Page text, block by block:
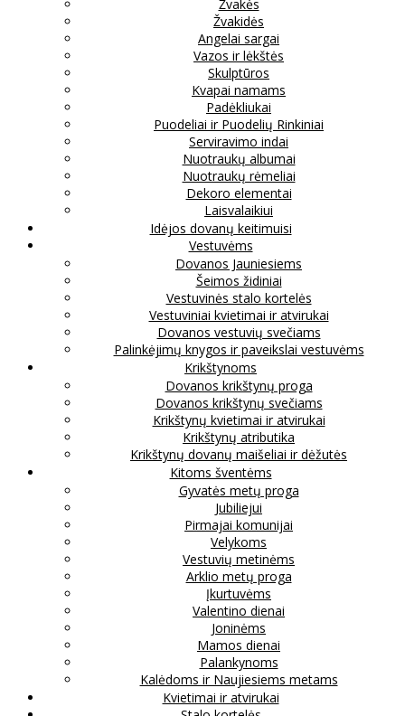
Žvakės
Žvakidės
Angelai sargai
Vazos ir lėkštės
Skulptūros
Kvapai namams
Padėkliukai
Puodeliai ir Puodelių Rinkiniai
Serviravimo indai
Nuotraukų albumai
Nuotraukų rėmeliai
Dekoro elementai
Laisvalaikiui
Idėjos dovanų keitimuisi
Vestuvėms
Dovanos Jauniesiems
Šeimos židiniai
Vestuvinės stalo kortelės
Vestuviniai kvietimai ir atvirukai
Dovanos vestuvių svečiams
Palinkėjimų knygos ir paveikslai vestuvėms
Krikštynoms
Dovanos krikštynų proga
Dovanos krikštynų svečiams
Krikštynų kvietimai ir atvirukai
Krikštynų atributika
Krikštynų dovanų maišeliai ir dėžutės
Kitoms šventėms
Gyvatės metų proga
Jubiliejui
Pirmajai komunijai
Velykoms
Vestuvių metinėms
Arklio metų proga
Įkurtuvėms
Valentino dienai
Joninėms
Mamos dienai
Palankynoms
Kalėdoms ir Naujiesiems metams
Kvietimai ir atvirukai